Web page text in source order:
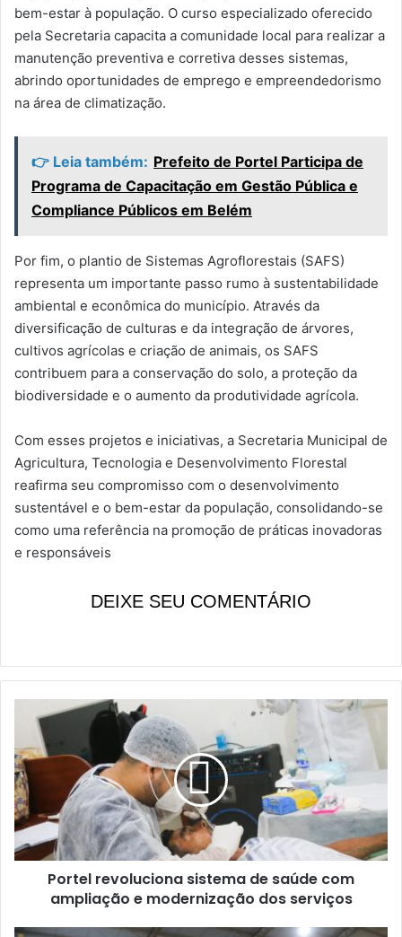
bem-estar à população. O curso especializado oferecido
pela Secretaria capacita a comunidade local para realizar a
manutenção preventiva e corretiva desses sistemas,
abrindo oportunidades de emprego e empreendedorismo
na área de climatização.
👉 Leia também: Prefeito de Portel Participa de
Programa de Capacitação em Gestão Pública e
Compliance Públicos em Belém
Por fim, o plantio de Sistemas Agroflorestais (SAFS)
representa um importante passo rumo à sustentabilidade
ambiental e econômica do município. Através da
diversificação de culturas e da integração de árvores,
cultivos agrícolas e criação de animais, os SAFS
contribuem para a conservação do solo, a proteção da
biodiversidade e o aumento da produtividade agrícola.
Com esses projetos e iniciativas, a Secretaria Municipal de
Agricultura, Tecnologia e Desenvolvimento Florestal
reafirma seu compromisso com o desenvolvimento
sustentável e o bem-estar da população, consolidando-se
como uma referência na promoção de práticas inovadoras
e responsáveis
DEIXE SEU COMENTÁRIO
r
t
e
l
r
v
c
Portel revoluciona sistema de saúde com
ampliação e modernização dos serviços